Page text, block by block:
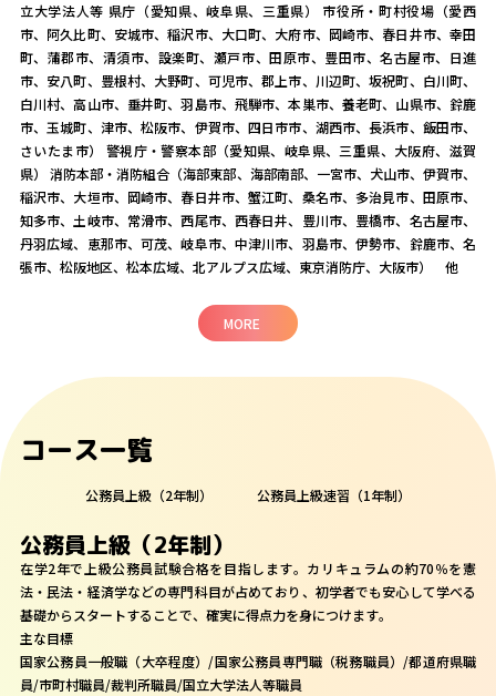
立大学法人等 県庁（愛知県、岐阜県、三重県） 市役所・町村役場（愛西
市、阿久比町、安城市、稲沢市、大口町、大府市、岡崎市、春日井市、幸田
町、蒲郡市、清須市、設楽町、瀬戸市、田原市、豊田市、名古屋市、日進
市、安八町、豊根村、大野町、可児市、郡上市、川辺町、坂祝町、白川町、
白川村、高山市、垂井町、羽島市、飛騨市、本巣市、養老町、山県市、鈴鹿
市、玉城町、津市、松阪市、伊賀市、四日市市、湖西市、長浜市、飯田市、
さいたま市） 警視庁・警察本部（愛知県、岐阜県、三重県、大阪府、滋賀
県） 消防本部・消防組合（海部東部、海部南部、一宮市、犬山市、伊賀市、
稲沢市、大垣市、岡崎市、春日井市、蟹江町、桑名市、多治見市、田原市、
知多市、土岐市、常滑市、西尾市、西春日井、豊川市、豊橋市、名古屋市、
丹羽広域、恵那市、可茂、岐阜市、中津川市、羽島市、伊勢市、鈴鹿市、名
張市、松阪地区、松本広域、北アルプス広域、東京消防庁、大阪市） 他
MORE
コース一覧
公務員上級（2年制） 公務員上級速習（1年制）
公務員上級（2年制）
在学2年で上級公務員試験合格を目指します。カリキュラムの約70％を憲
法・民法・経済学などの専門科目が占めており、初学者でも安心して学べる
基礎からスタートすることで、確実に得点力を身につけます。
主な目標
国家公務員一般職（大卒程度）/国家公務員専門職（税務職員）/都道府県職
員/市町村職員/裁判所職員/国立大学法人等職員